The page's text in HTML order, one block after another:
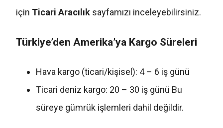
için Ticari Aracılık sayfamızı inceleyebilirsiniz.
Türkiye’den Amerika’ya Kargo Süreleri
Hava kargo (ticari/kişisel): 4 – 6 iş günü
Ticari deniz kargo: 20 – 30 iş günü Bu
süreye gümrük işlemleri dahil değildir.